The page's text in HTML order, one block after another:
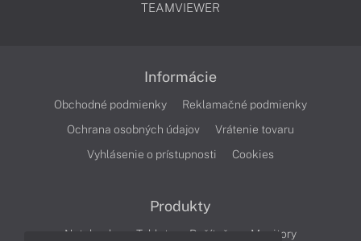
TEAMVIEWER
Informácie
Obchodné podmienky
Reklamačné podmienky
Ochrana osobných údajov
Vrátenie tovaru
Vyhlásenie o prístupnosti
Cookies
Produkty
Notebooky Tablety Počítače Monitory